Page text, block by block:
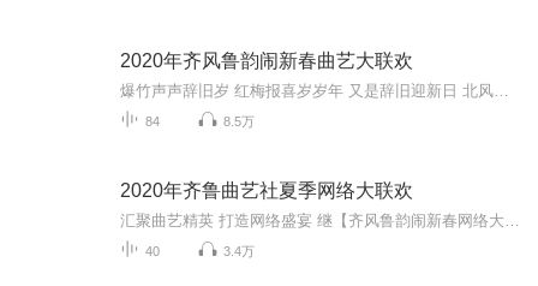
2020年齐风鲁韵闹新春曲艺大联欢
84 8.5万
2020年齐鲁曲艺社夏季网络大联欢
40 3.4万